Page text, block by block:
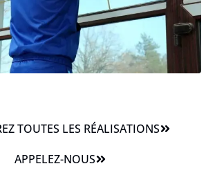
TOUTES LES RÉALISATIONS
APPELEZ-NOUS